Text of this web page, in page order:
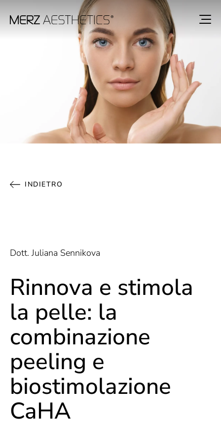
INDIETRO
Dott. Juliana Sennikova
Rinnova e stimola
la pelle: la
combinazione
peeling e
biostimolazione
CaHA